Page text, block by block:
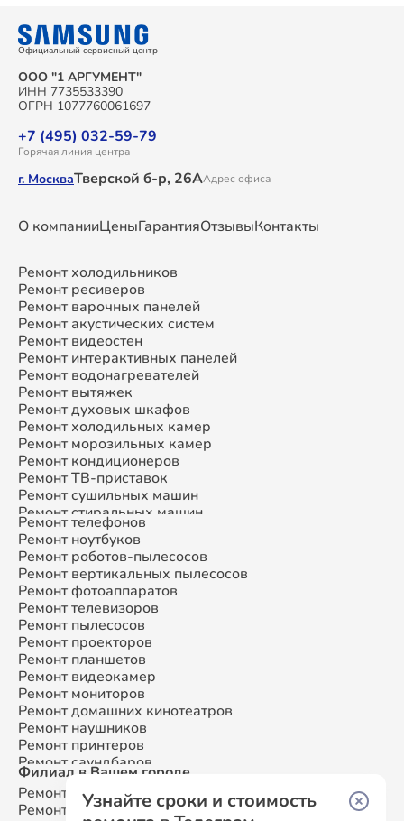
Официальный сервисный центр
ООО "1 АРГУМЕНТ"
ИНН 7735533390
ОГРН 1077760061697
+7 (495) 032-59-79
Горячая линия центра
г. МоскваТверской б-р, 26ААдрес офиса
О компанииЦеныГарантияОтзывыКонтакты
Ремонт холодильников
Ремонт ресиверов
Ремонт варочных панелей
Ремонт акустических систем
Ремонт видеостен
Ремонт интерактивных панелей
Ремонт водонагревателей
Ремонт вытяжек
Ремонт духовых шкафов
Ремонт холодильных камер
Ремонт морозильных камер
Ремонт кондиционеров
Ремонт ТВ-приставок
Ремонт сушильных машин
Ремонт стиральных машин
Ремонт микроволновых печей
Ремонт смарт-часов
Ремонт атс
Ремонт сплит-систем
Ремонт телефонов
Ремонт ноутбуков
Ремонт роботов-пылесосов
Ремонт вертикальных пылесосов
Ремонт фотоаппаратов
Ремонт телевизоров
Ремонт пылесосов
Ремонт проекторов
Ремонт планшетов
Ремонт видеокамер
Ремонт мониторов
Ремонт домашних кинотеатров
Ремонт наушников
Ремонт принтеров
Ремонт саундбаров
Ремонт VR систем
Ремонт сабвуферов
Ремонт посудомоечных машин
Филиал в Вашем городе
Ремонт SamsungМосква
Ремонт SamsungСанкт-Петербург
Узнайте сроки и стоимость